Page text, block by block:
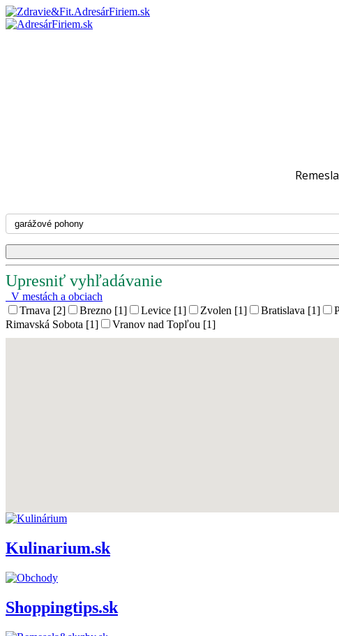
Upresniť vyhľadávanie
V mestách a obciach
Trnava [2]
Brezno [1] Levice [1] Zvolen [1] Bratislava [1]
Rimavská Sobota [1]
Vranov nad Topľou [1]
Kulinarium.sk
Shoppingtips.sk